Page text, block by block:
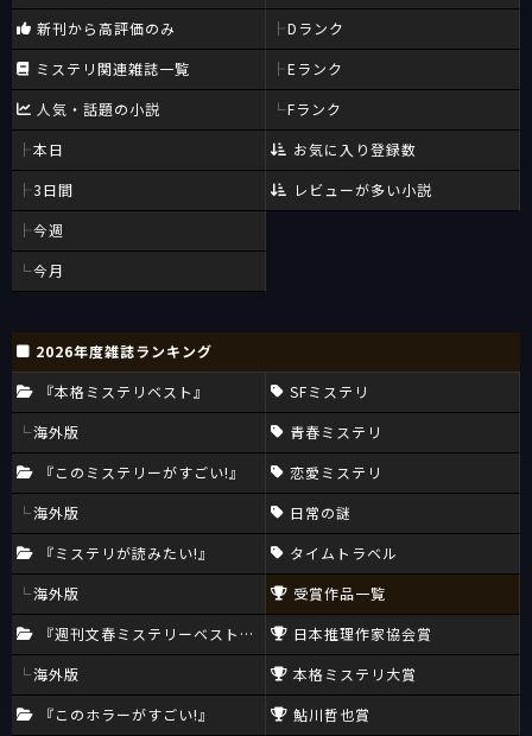
新刊から高評価のみ
ミステリ関連雑誌一覧
人気・話題の小説
本日
3日間
今週
今月
Dランク
Eランク
Fランク
お気に入り登録数
レビューが多い小説
2026年度雑誌ランキング
『本格ミステリベスト』
海外版
『このミステリーがすごい!』
海外版
『ミステリが読みたい!』
海外版
『週刊文春ミステリーベスト10』
海外版
『このホラーがすごい!』
SFミステリ
青春ミステリ
恋愛ミステリ
日常の謎
タイムトラベル
受賞作品一覧
日本推理作家協会賞
本格ミステリ大賞
鮎川哲也賞